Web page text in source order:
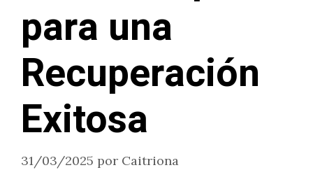
para una
Recuperación
Exitosa
31/03/2025 por Caitriona